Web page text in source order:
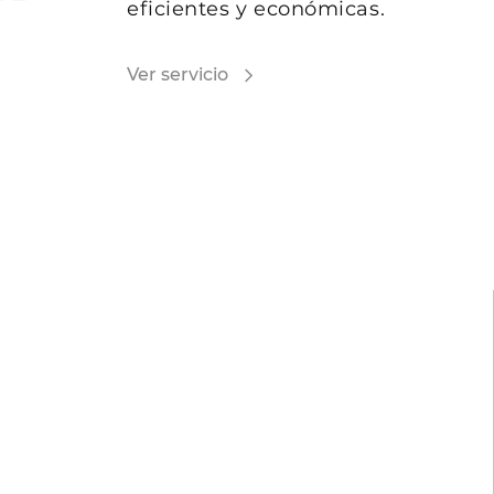
eficientes y económicas.
Ver servicio